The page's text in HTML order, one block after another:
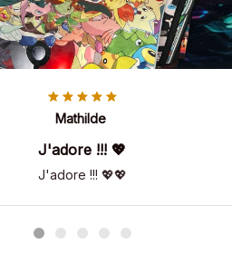
Mathilde
J'adore !!! 💖
J'adore !!! 💖💖